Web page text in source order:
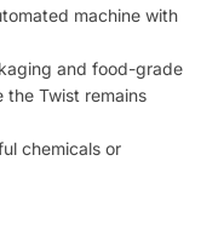
machine with
and food-grade
the Twist remains
chemicals or